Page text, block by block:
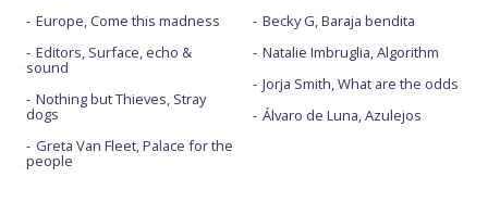
Europe, Come this madness
Editors, Surface, echo &
sound
Nothing but Thieves, Stray
dogs
Greta Van Fleet, Palace for the
people
Becky G, Baraja bendita
Natalie Imbruglia, Algorithm
Jorja Smith, What are the odds
Álvaro de Luna, Azulejos